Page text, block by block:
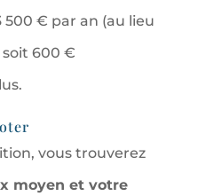
€ par an (au lieu
soit 600 €
vous trouverez
moyen et votre